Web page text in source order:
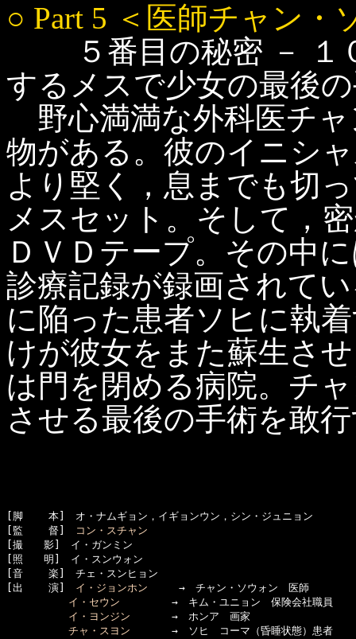
○ Part 5 ＜医師チャン・
５番目の秘密 － １
するメスで少女の最後
野心満満な外科医チ
物がある。彼のイニシ
より堅く，息までも切
メスセット。そして，
ＤＶＤテープ。その中
診療記録が録画されて
に陥った患者ソヒに執
けが彼女をまた蘇生さ
は門を閉める病院。チ
させる最後の手術を敢
[脚    本]　オ・ナムギョン，イギョンウン，シン・ジュニョン
[監    督]
コン・スチャン
[撮　　影]　イ・ガンミン
[照　　明]　イ・スンウォン
[音    楽]　チェ・スンヒョン
[出    演] イ・ジョンホン →　チャン・ソウォン　医師
イ・セウン →　キム・ユニョン　保険会社職員
イ・ヨンジン →　ホンア　画家
チャ・スヨン →　ソヒ　コーマ（昏睡状態）患者